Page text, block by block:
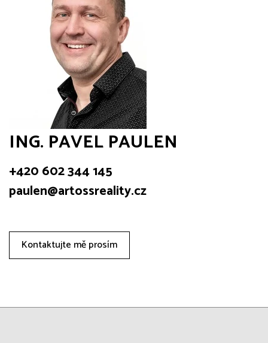
ING. PAVEL PAULEN
+420 602 344 145
paulen@artossreality.cz
Kontaktujte mě prosím